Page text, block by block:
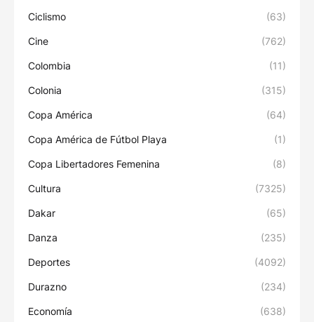
Ciclismo (63)
Cine (762)
Colombia (11)
Colonia (315)
Copa América (64)
Copa América de Fútbol Playa (1)
Copa Libertadores Femenina (8)
Cultura (7325)
Dakar (65)
Danza (235)
Deportes (4092)
Durazno (234)
Economía (638)